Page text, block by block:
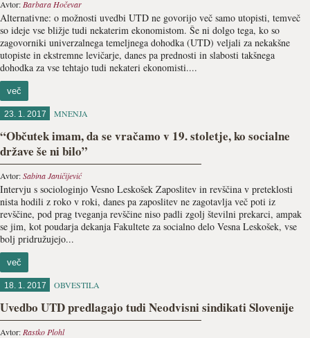
Avtor: Barbara Hočevar
Alternativne: o možnosti uvedbi UTD ne govorijo več samo utopisti, temveč
so ideje vse bližje tudi nekaterim ekonomistom. Še ni dolgo tega, ko so
zagovorniki univerzalnega temeljnega dohodka (UTD) veljali za nekakšne
utopiste in ekstremne levičarje, danes pa prednosti in slabosti takšnega
dohodka za vse tehtajo tudi nekateri ekonomisti....
več
23. 1. 2017 MNENJA
“Občutek imam, da se vračamo v 19. stoletje, ko socialne
države še ni bilo”
Avtor:Sabina Janičijević
Intervju s sociologinjo Vesno Leskošek Zaposlitev in revščina v preteklosti
nista hodili z roko v roki, danes pa zaposlitev ne zagotavlja več poti iz
revščine, pod prag tveganja revščine niso padli zgolj številni prekarci, ampak
se jim, kot poudarja dekanja Fakultete za socialno delo Vesna Leskošek, vse
bolj pridružujejo...
več
18. 1. 2017 OBVESTILA
Uvedbo UTD predlagajo tudi Neodvisni sindikati Slovenije
Avtor: Rastko Plohl